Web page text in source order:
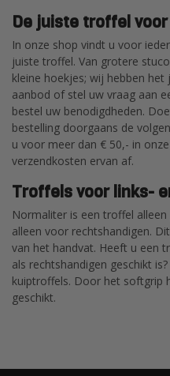
De juiste troffel
In onze shop vindt u voor
juiste troffel. Van grotere
kleine hoekjes; wij hebben
aanbod of stel uw vraag aan
bestel uw benodigdheden.
bestelling doorgaans de
u voor meer dan € 50,- in
verzendkosten ervan af.
Troffels voor links-
Normaliter is een troffel
alleen voor rechtshandigen.
van het handvat. Heeft u een
als rechtshandigen geschikt
kuiptroffels. Door het softgrip
geschikt.